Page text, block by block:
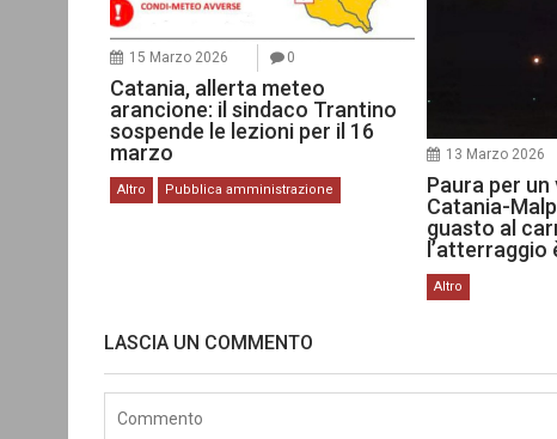
15 Marzo 2026 0
Catania, allerta meteo
arancione: il sindaco Trantino
sospende le lezioni per il 16
marzo
Altro Pubblica amministrazione
13 Marzo 2026
Paura per un
Catania-
guasto al
l’atterraggio
Altro
LASCIA UN COMMENTO